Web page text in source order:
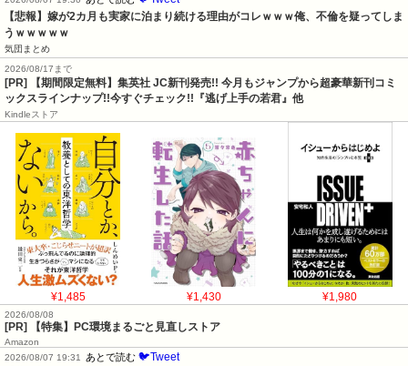
【悲報】嫁が2カ月も実家に泊まり続ける理由がコレｗｗｗ俺、不倫を疑ってしま
うｗｗｗｗｗ
気団まとめ
2026/08/17まで
[PR] 【期間限定無料】集英社 JC新刊発売!! 今月もジャンプから超豪華新刊コミ
ックスラインナップ!!今すぐチェック!!『逃げ上手の若君』他
Kindleストア
¥1,485 ¥1,430 ¥1,980
2026/08/08
[PR] 【特集】PC環境まるごと見直しストア
Amazon
2026/08/07 19:31
あとで読む 🐦Tweet